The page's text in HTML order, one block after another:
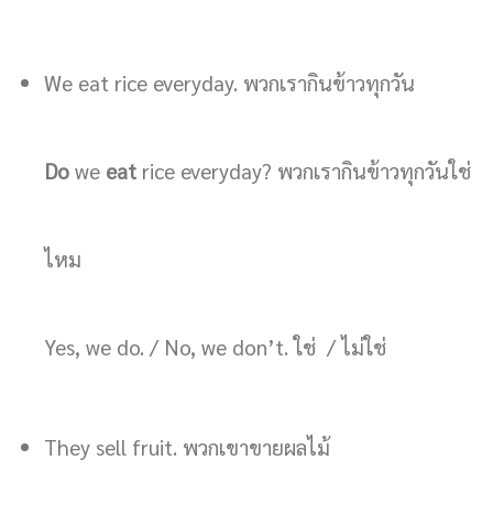
We eat rice everyday. พวกเรากินข้าวทุกวัน
Dowe eatrice everyday? พวกเรากินข้าวทุกวันใช่
ไหม
Yes, we do. / No, we don’t. ใช่ / ไม่ใช่
They sell fruit. พวกเขาขายผลไม้